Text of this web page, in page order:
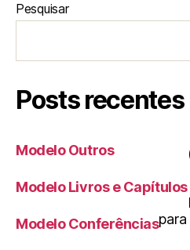
Pesquisar
Posts recentes
Modelo Outros
Modelo Livros e Capítulos
Modelo Conferênciaspara